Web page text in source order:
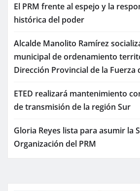
El PRM frente al espejo y la
histórica del poder
Alcalde Manolito Ramírez
municipal de ordenamiento
Dirección Provincial de la Fuerza
ETED realizará mantenimiento
de transmisión de la región Sur
Gloria Reyes lista para asumir la
Organización del PRM